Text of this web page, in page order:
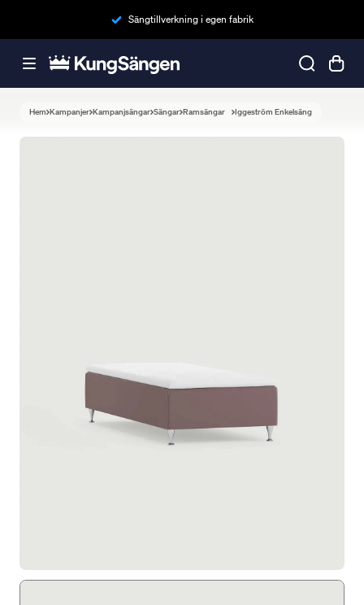
Sängtillverkning i egen fabrik
Hem Kampanjer Kampanjsängar Sängar Ramsängar Iggeström Enkelsäng